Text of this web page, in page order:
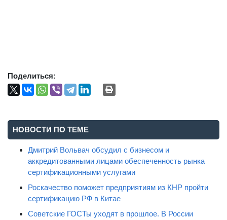
Поделиться:
НОВОСТИ ПО ТЕМЕ
Дмитрий Вольвач обсудил с бизнесом и
аккредитованными лицами обеспеченность рынка
сертификационными услугами
Роскачество поможет предприятиям из КНР пройти
сертификацию РФ в Китае
Советские ГОСТы уходят в прошлое. В России